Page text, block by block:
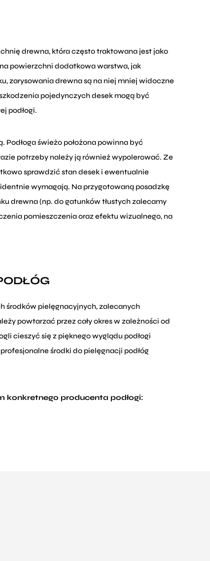
drewna, która często traktowana jest jako
powierzchni dodatkowa warstwa, jak
zarysowania drewna są na niej mniej widoczne
pojedynczych desek mogą być
podłogi.
świeżo położona powinna być
potrzeby należy ją również wypolerować. Ze
sprawdzić stan desek i ewentualnie
wymagają. Na przygotowaną posadzkę
drewna (np. do gatunków tłustych zalecamy
pomieszczenia oraz efektu wizualnego, na
środków pielęgnacyjnych, zalecanych
powtarzać przez cały okres w zależności od
cieszyć się z pięknego wyglądu podłogi
środki do pielęgnacji podłóg
konkretnego producenta podłogi: